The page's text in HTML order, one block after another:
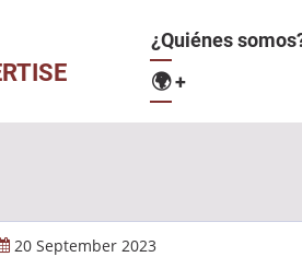
Navegación
principal
¿Quiénes
🌍+
20 September 2023